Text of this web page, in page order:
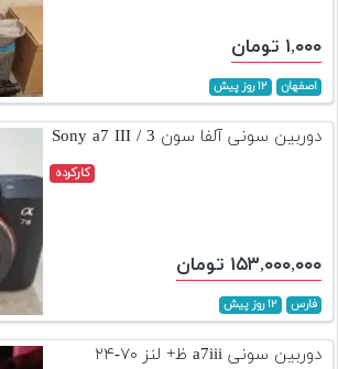
۱,۰۰۰ تومان
اصفهان ۱۲ روز پیش
دوربین سونی آلفا سون 3 / Sony a7 III
کارکرده
۱۵۳,۰۰۰,۰۰۰ تومان
فارس ۱۲ روز پیش
دوربین سونی a7iii ظ+ لنز ۷۰-۲۴